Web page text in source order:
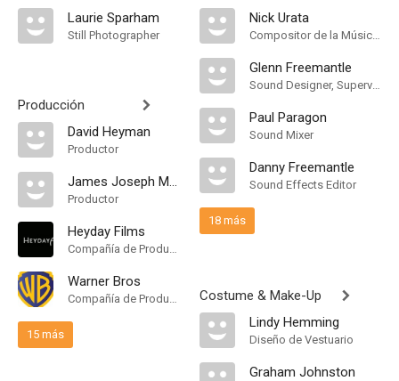
Laurie Sparham
Still Photographer
Producción
David Heyman
Productor
James Joseph McDonald
Productor
Heyday Films
Compañía de Produccion
Warner Bros
Compañía de Produccion
15 más
Nick Urata
Compositor de la Música Original
Glenn Freemantle
Sound Designer, Supervising Sound Editor
Paul Paragon
Sound Mixer
Danny Freemantle
Sound Effects Editor
18 más
Costume & Make-Up
Lindy Hemming
Diseño de Vestuario
Graham Johnston